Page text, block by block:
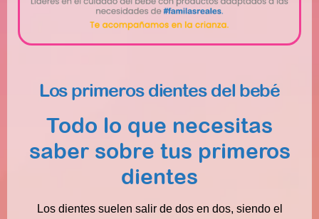
Los primeros dientes del bebé
Todo lo que necesitas
saber sobre tus primeros
dientes
Los dientes suelen salir de dos en dos, siendo el